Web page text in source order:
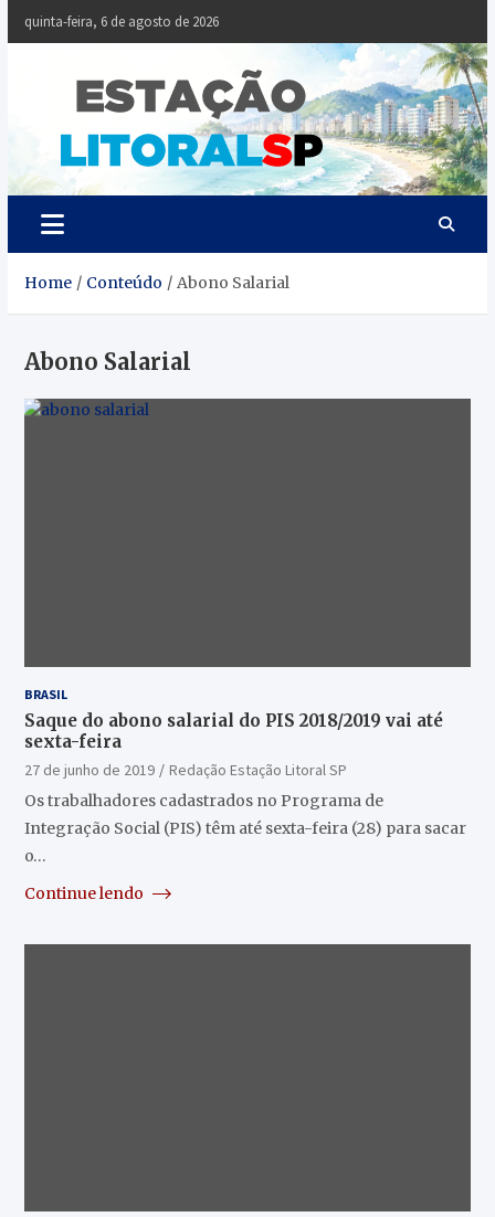
quinta-feira, 6 de agosto de 2026
Litoral
Notícias da
Baixada Santista
Home Conteúdo Abono Salarial
Abono Salarial
BRASIL
Saque do abono salarial do PIS 2018/2019 vai até
sexta-feira
27 de junho de 2019
Redação Estação Litoral SP
Os trabalhadores cadastrados no Programa de
Integração Social (PIS) têm até sexta-feira (28) para sacar
o…
Continue lendo